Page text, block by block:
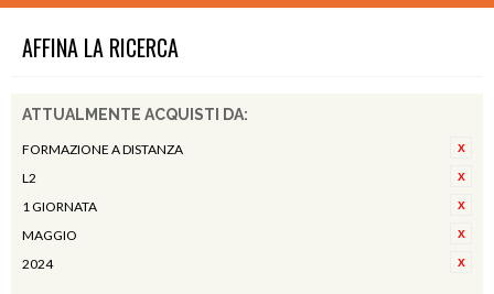
AFFINA LA RICERCA
ATTUALMENTE ACQUISTI DA:
FORMAZIONE A DISTANZA
L2
1 GIORNATA
MAGGIO
2024